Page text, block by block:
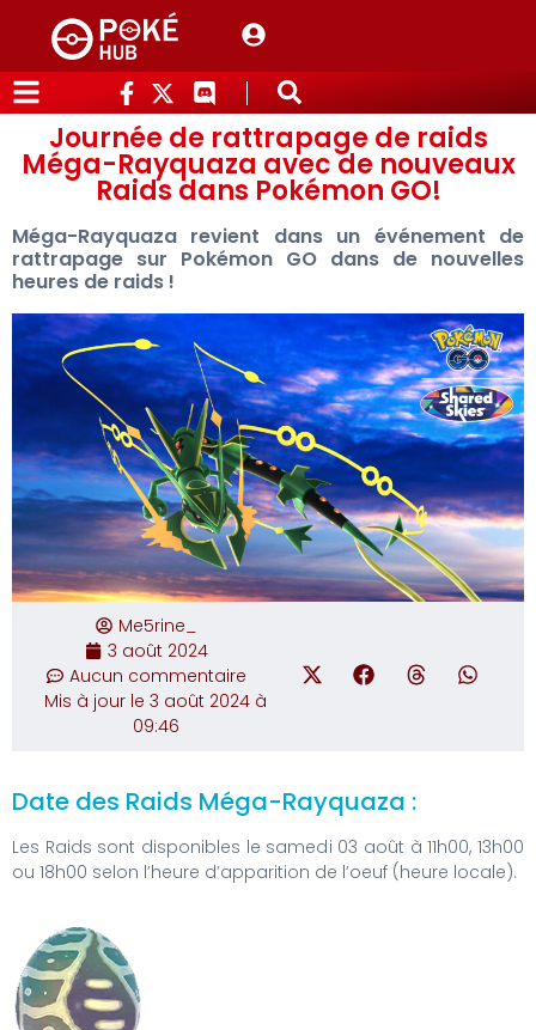
Journée de rattrapage de raids
Méga-Rayquaza avec de nouveaux
Raids dans Pokémon GO!
Méga-Rayquaza revient dans un événement de
rattrapage sur Pokémon GO dans de nouvelles
heures de raids !
Me5rine_
3 août 2024
Aucun commentaire
Mis à jour le 3 août 2024 à
09:46
Date des Raids Méga-Rayquaza :
Les Raids sont disponibles le samedi 03 août à 11h00, 13h00
ou 18h00 selon l’heure d’apparition de l’oeuf (heure locale).